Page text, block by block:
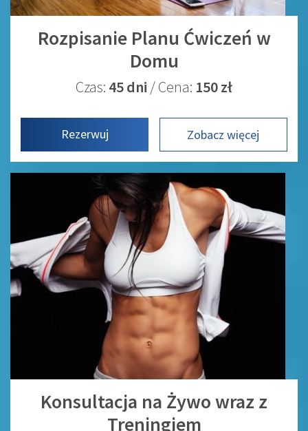
Rozpisanie Planu Ćwiczeń w
Domu
Czas: 45 dni / Cena: 150 zł
Rezerwuj Zobacz więcej
Konsultacja na Żywo wraz z
Treningiem